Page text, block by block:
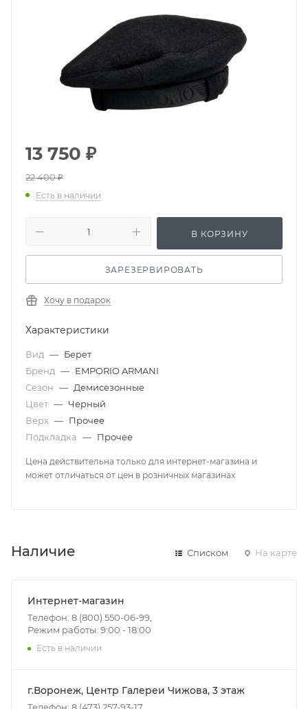
13 750 ₽
22 400₽
Есть в наличии
В КОРЗИНУ
ЗАРЕЗЕРВИРОВАТЬ
Хочу в подарок
Характеристики
Вид — Берет
Бренд — EMPORIO ARMANI
Сезон — Демисезонные
Цвет — Черный
Верх — Прочее
Подкладка — Прочее
Цена действительна только для интернет-магазина и
может отличаться от цен в розничных магазинах
Наличие Списком На карте
Интернет-магазин
Телефон: 8 (800) 550-06-99,
Режим работы: 9:00 - 18:00
Есть в наличии
г.Воронеж, Центр Галереи Чижова, 3 этаж